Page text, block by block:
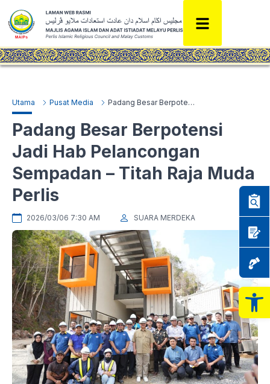
Utama Pusat Media Padang Besar Berpotensi Jadi Hab Pelancongan Sempadan – Titah Raja Muda Perlis
Padang Besar Berpotensi
Jadi Hab Pelancongan
Sempadan – Titah Raja Muda
Perlis
2026/03/06 7:30 AM SUARA MERDEKA